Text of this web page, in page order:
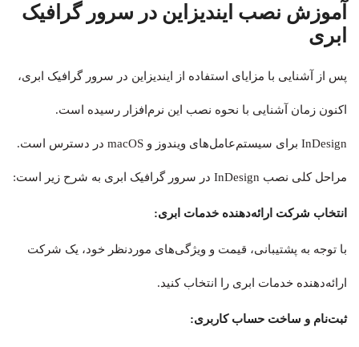
آموزش نصب ایندیزاین در سرور گرافیک
ابری
پس از آشنایی با مزایای استفاده از ایندیزاین در سرور گرافیک ابری،
اکنون زمان آشنایی با نحوه نصب این نرم‌افزار رسیده است.
InDesign برای سیستم‌عامل‌های ویندوز و macOS در دسترس است.
مراحل کلی نصب InDesign در سرور گرافیک ابری به شرح زیر است:
انتخاب شرکت ارائه‌دهنده خدمات ابری:
با توجه به پشتیبانی، قیمت و ویژگی‌های موردنظر خود، یک شرکت
ارائه‌دهنده خدمات ابری را انتخاب کنید.
ثبت‌نام و ساخت حساب کاربری: